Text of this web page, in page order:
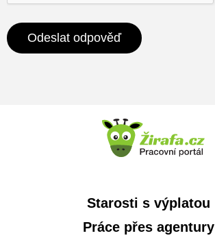
Starosti s výplatou
Práce přes agentury